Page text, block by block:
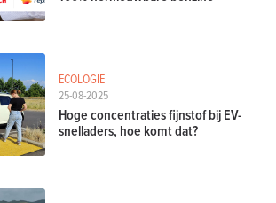
ECOLOGIE
25-08-2025
Hoge concentraties fijnstof bij EV-
snelladers, hoe komt dat?